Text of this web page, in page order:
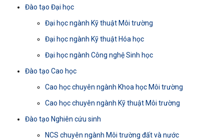
Đào tạo Đại học
Đại học ngành Kỹ thuật Môi trường
Đại học ngành Kỹ thuật Hóa học
Đại học ngành Công nghệ Sinh học
Đào tạo Cao học
Cao học chuyên ngành Khoa học Môi trường
Cao học chuyên ngành Kỹ thuật Môi trường
Đào tạo Nghiên cứu sinh
NCS chuyên ngành Môi trường đất và nước